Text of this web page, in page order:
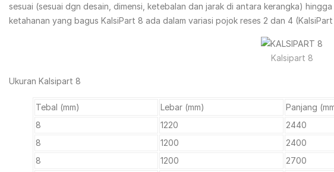
sesuai (sesuai dgn desain, dimensi, ketebalan dan jarak di antara kerangka)
ketahanan yang bagus KalsiPart 8 ada dalam variasi pojok reses 2 dan 4
Kalsipart 8
Ukuran Kalsipart 8
Tebal (mm) Lebar (mm) Panjang
8
1220 2440
8
1200 2400
8
1200 2700